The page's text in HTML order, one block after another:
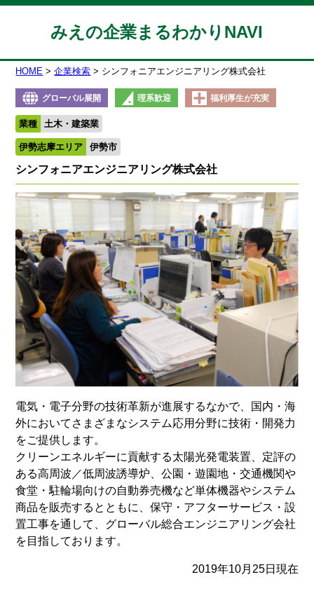
みえの企業まるわかりNAVI
HOME 企業検索 シンフォニアエンジニアリング株式会社
グローバル展開 理系歓迎 福利厚生が充実
業種 土木・建築業
伊勢志摩エリア 伊勢市
シンフォニアエンジニアリング株式会社
電気・電子分野の技術革新が進展するなかで、国内・海
外においてさまざまなシステム応用分野に技術・開発力
をご提供します。
クリーンエネルギーに貢献する太陽光発電装置、定評の
ある高周波／低周波誘導炉、公園・遊園地・交通機関や
食堂・駐輪場向けの自動券売機など単体機器やシステム
商品を販売するとともに、保守・アフターサービス・設
置工事を通して、グローバル総合エンジニアリング会社
を目指しております。
2019年10月25日現在